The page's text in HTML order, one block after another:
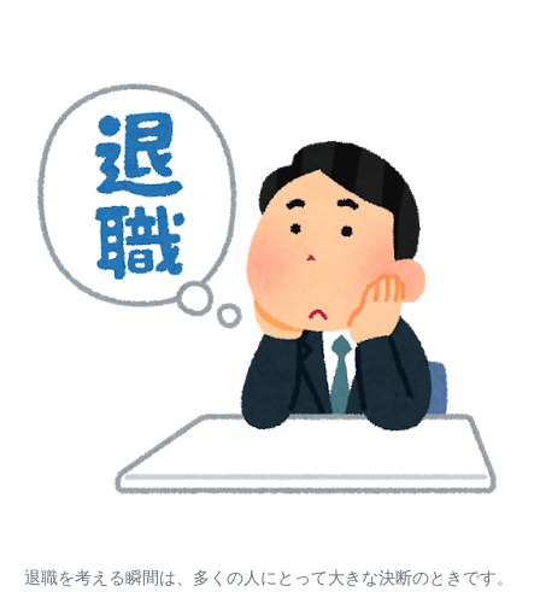
退職を考える瞬間は、多くの人にとって大きな決断のときです。